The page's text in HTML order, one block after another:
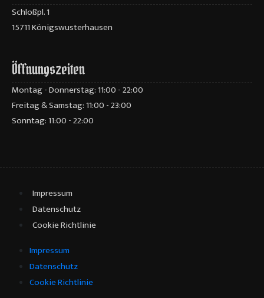
Schloßpl. 1
15711 Königswusterhausen
Öffnungszeiten
Montag - Donnerstag: 11:00 - 22:00
Freitag & Samstag: 11:00 - 23:00
Sonntag: 11:00 - 22:00
Impressum
Datenschutz
Cookie Richtlinie
Impressum
Datenschutz
Cookie Richtlinie